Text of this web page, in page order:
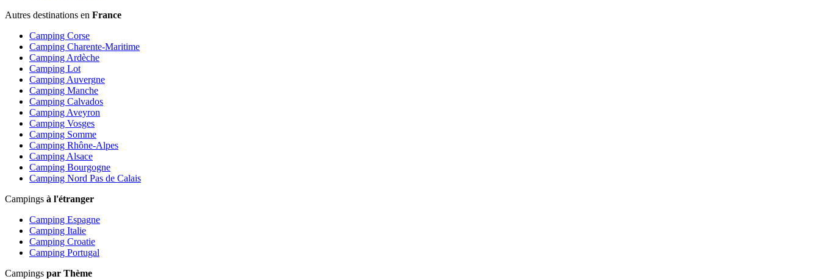
Autres destinations en France
Camping Corse
Camping Charente-Maritime
Camping Ardèche
Camping Lot
Camping Auvergne
Camping Manche
Camping Calvados
Camping Aveyron
Camping Vosges
Camping Somme
Camping Rhône-Alpes
Camping Alsace
Camping Bourgogne
Camping Nord Pas de Calais
Campings à l'étranger
Camping Espagne
Camping Italie
Camping Croatie
Camping Portugal
Campings par Thème